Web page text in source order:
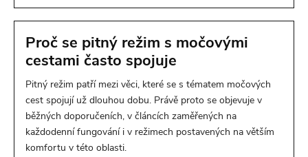
Proč se pitný režim s močovými
cestami často spojuje
Pitný režim patří mezi věci, které se s tématem močových
cest spojují už dlouhou dobu. Právě proto se objevuje v
běžných doporučeních, v článcích zaměřených na
každodenní fungování i v režimech postavených na větším
komfortu v této oblasti.